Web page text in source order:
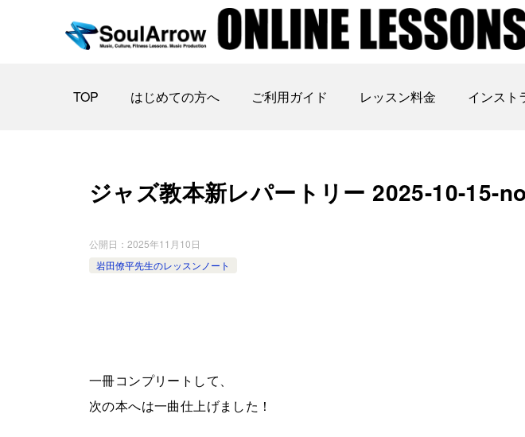
TOP はじめての方へ ご利用ガイド レッスン料金 インスト
ジャズ教本新レパートリー 2025-10-15-
公開日： 2025年11月10日
岩田僚平先生のレッスンノート
一冊コンプリートして、
次の本へは一曲仕上げました！